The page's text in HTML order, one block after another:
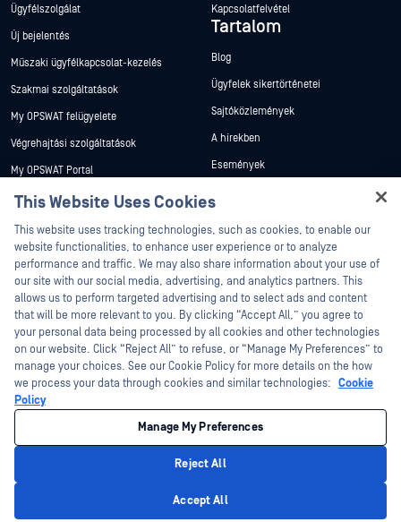
Ügyfélszolgálat
Új bejelentés
Műszaki ügyfélkapcsolat-kezelés
Szakmai szolgáltatások
My OPSWAT felügyelete
Végrehajtási szolgáltatások
My OPSWAT Portal
Műszaki dokumentáció
Képzések
Biztonsági sebezhetőségi program
Partnerek
Tanúsítvány
Technológiai partnerek
Channel partner program
Kapcsolatfelvétel
Tartalom
Blog
Ügyfelek sikertörténetei
Sajtóközlemények
A hírekben
Események
Fehér könyvek
©2026 OPSWAT . Minden jog fenntartva. OPSWAT, MetaDefender, Metascan,
MetaAccess, az OPSWAT , Trust no File. Trust No Device., OPSWAT , Protecting the
World's Critical Infrastructure, Deep CDR™ Technology, InQuest, az InQuest logó,
DFI, RetroHunt, Deep File Inspection és Join the Hunt az OPSWAT védjegyei. A
harmadik felek védjegyei a megfelelő tulajdonosok tulajdonát képezik.
Cookie beállítások kezelése
This Website Uses Cookies
This website uses tracking technologies, such as cookies, to enable our
website functionalities, to enhance user experience or to analyze
performance and traffic. We may also share information about your use of
our site with our social media, advertising, and analytics partners. This
allows us to perform targeted advertising and to select ads and content
that will be more relevant to you. By clicking “Accept All,” you agree to
your personal data being processed by all cookies and other technologies
on our website. Click “Reject All” to refuse, or “Manage My Preferences” to
manage your choices. See our Cookie Policy for more details on the how
we process your data through cookies and similar technologies: Cookie
Policy
Manage My Preferences
Reject All
Accept All
Hey there!
I'm Ozzy, your OPSWAT virtual assistant.
How can I help you secure what's critical
today?